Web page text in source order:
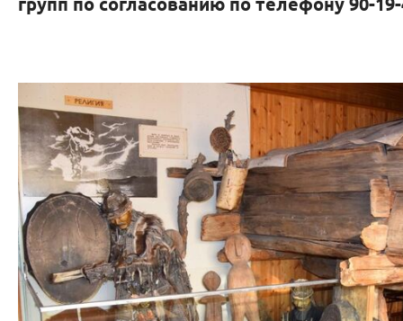
групп по согласованию по телефону 90-